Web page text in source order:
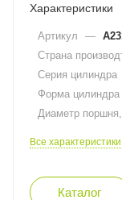
Характеристики
Артикул —
Страна
Серия цилиндра
Форма цилиндра
Диаметр
Все характеристики
Каталог